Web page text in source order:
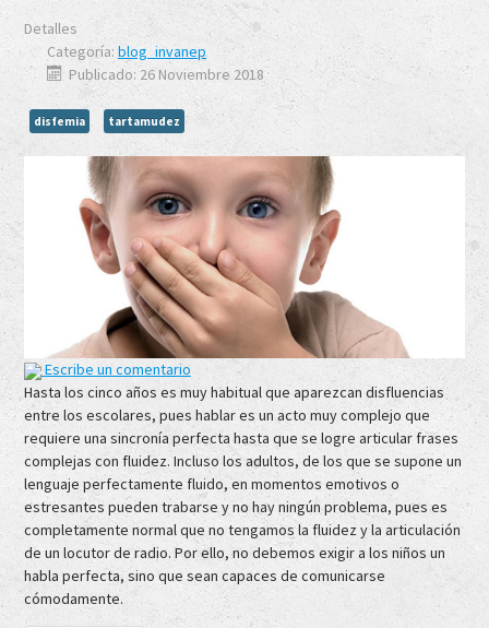
Detalles
Categoría: blog_invanep
Publicado: 26 Noviembre 2018
disfemia tartamudez
Escribe un comentario
Hasta los cinco años es muy habitual que aparezcan disfluencias
entre los escolares, pues hablar es un acto muy complejo que
requiere una sincronía perfecta hasta que se logre articular frases
complejas con fluidez. Incluso los adultos, de los que se supone un
lenguaje perfectamente fluido, en momentos emotivos o
estresantes pueden trabarse y no hay ningún problema, pues es
completamente normal que no tengamos la fluidez y la articulación
de un locutor de radio. Por ello, no debemos exigir a los niños un
habla perfecta, sino que sean capaces de comunicarse
cómodamente.